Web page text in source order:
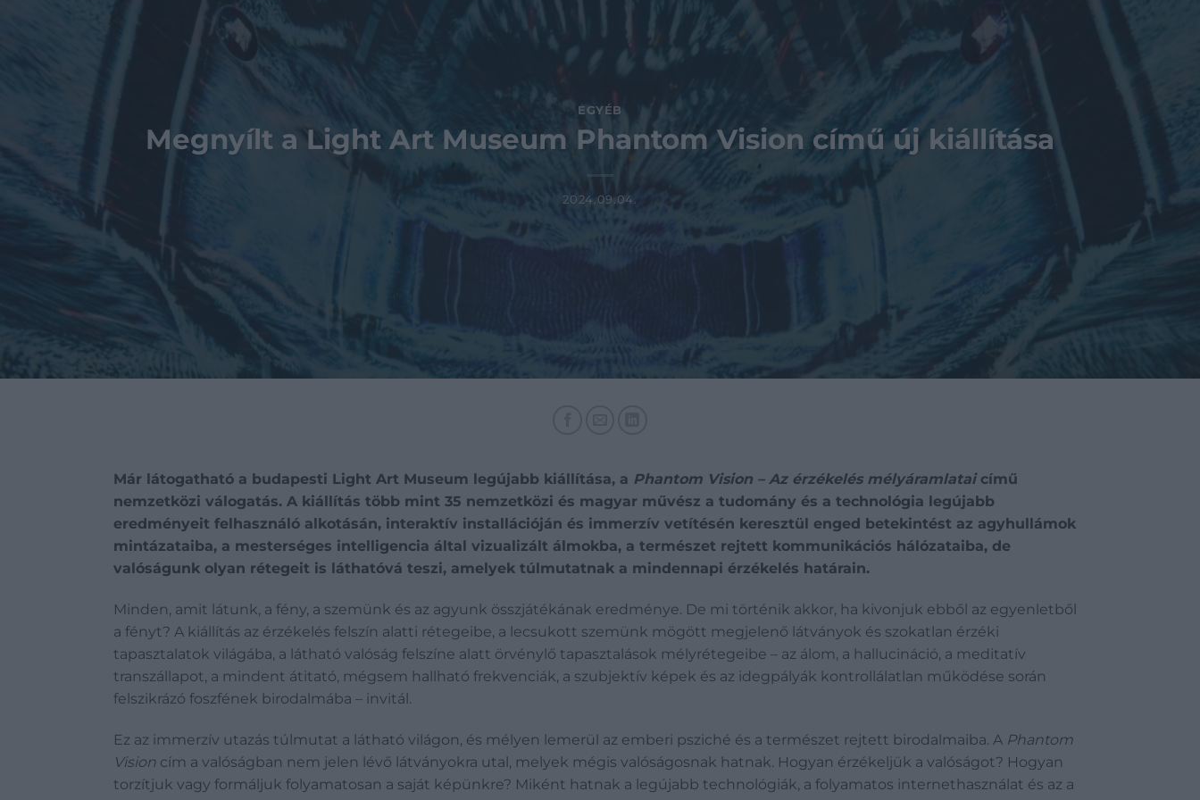
EGYÉB
Megnyílt a Light Art Museum Phantom Vision című új kiállítása
2024.09.04.
Már látogatható a budapesti Light Art Museum legújabb kiállítása, a Phantom Vision – Az érzékelés mélyáramlataicímű
nemzetközi válogatás. A kiállítás több mint 35 nemzetközi és magyar művész a tudomány és a technológia legújabb
eredményeit felhasználó alkotásán, interaktív installációján és immerzív vetítésén keresztül enged betekintést az agyhullámok
mintázataiba, a mesterséges intelligencia által vizualizált álmokba, a természet rejtett kommunikációs hálózataiba, de
valóságunk olyan rétegeit is láthatóvá teszi, amelyek túlmutatnak a mindennapi érzékelés határain.
Minden, amit látunk, a fény, a szemünk és az agyunk összjátékának eredménye. De mi történik akkor, ha kivonjuk ebből az egyenletből
a fényt? A kiállítás az érzékelés felszín alatti rétegeibe, a lecsukott szemünk mögött megjelenő látványok és szokatlan érzéki
tapasztalatok világába, a látható valóság felszíne alatt örvénylő tapasztalások mélyrétegeibe – az álom, a hallucináció, a meditatív
transzállapot, a mindent átitató, mégsem hallható frekvenciák, a szubjektív képek és az idegpályák kontrollálatlan működése során
felszikrázó foszfének birodalmába – invitál.
Ez az immerzív utazás túlmutat a látható világon, és mélyen lemerül az emberi psziché és a természet rejtett birodalmaiba. A Phantom
Vision cím a valóságban nem jelen lévő látványokra utal, melyek mégis valóságosnak hatnak. Hogyan érzékeljük a valóságot? Hogyan
torzítjuk vagy formáljuk folyamatosan a saját képünkre? Miként hatnak a legújabb technológiák, a folyamatos internethasználat és az a